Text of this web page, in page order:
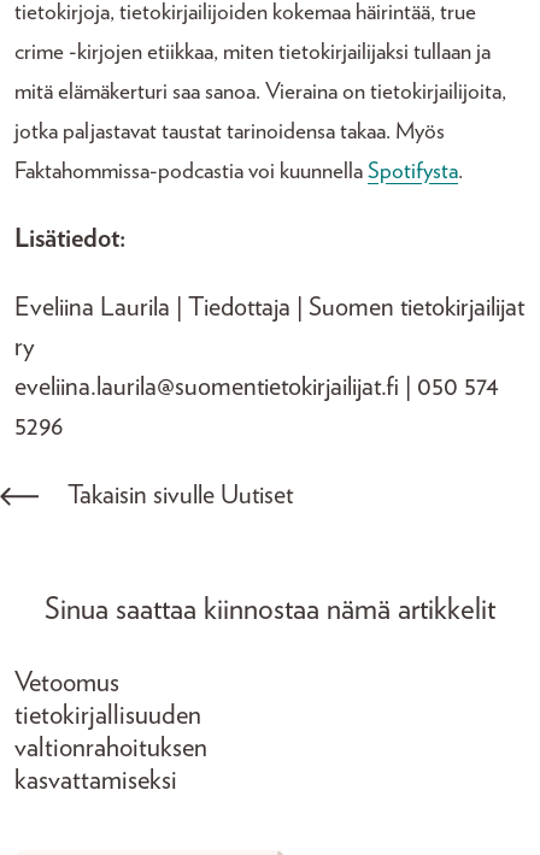
tietokirjoja, tietokirjailijoiden kokemaa häirintää, true
crime -kirjojen etiikkaa, miten tietokirjailijaksi tullaan ja
mitä elämäkerturi saa sanoa. Vieraina on tietokirjailijoita,
jotka paljastavat taustat tarinoidensa takaa. Myös
Faktahommissa-podcastia voi kuunnella Spotifysta.
Lisätiedot:
Eveliina Laurila | Tiedottaja | Suomen tietokirjailijat
ry
eveliina.laurila@suomentietokirjailijat.fi | 050 574
5296
Takaisin sivulle Uutiset
Sinua saattaa kiinnostaa nämä artikkelit
Vetoomus
tietokirjallisuuden
valtionrahoituksen
kasvattamiseksi